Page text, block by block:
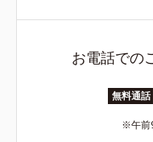
お電話での
無料通話
午